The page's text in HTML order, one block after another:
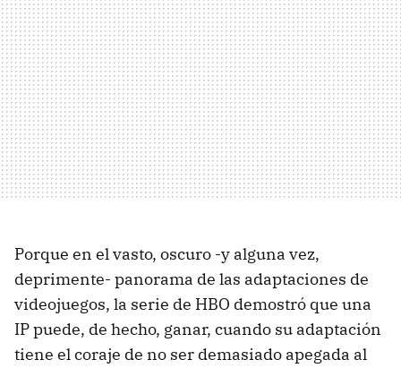
Porque en el vasto, oscuro -y alguna vez,
deprimente- panorama de las adaptaciones de
videojuegos, la serie de HBO demostró que una
IP puede, de hecho, ganar, cuando su adaptación
tiene el coraje de no ser demasiado apegada al